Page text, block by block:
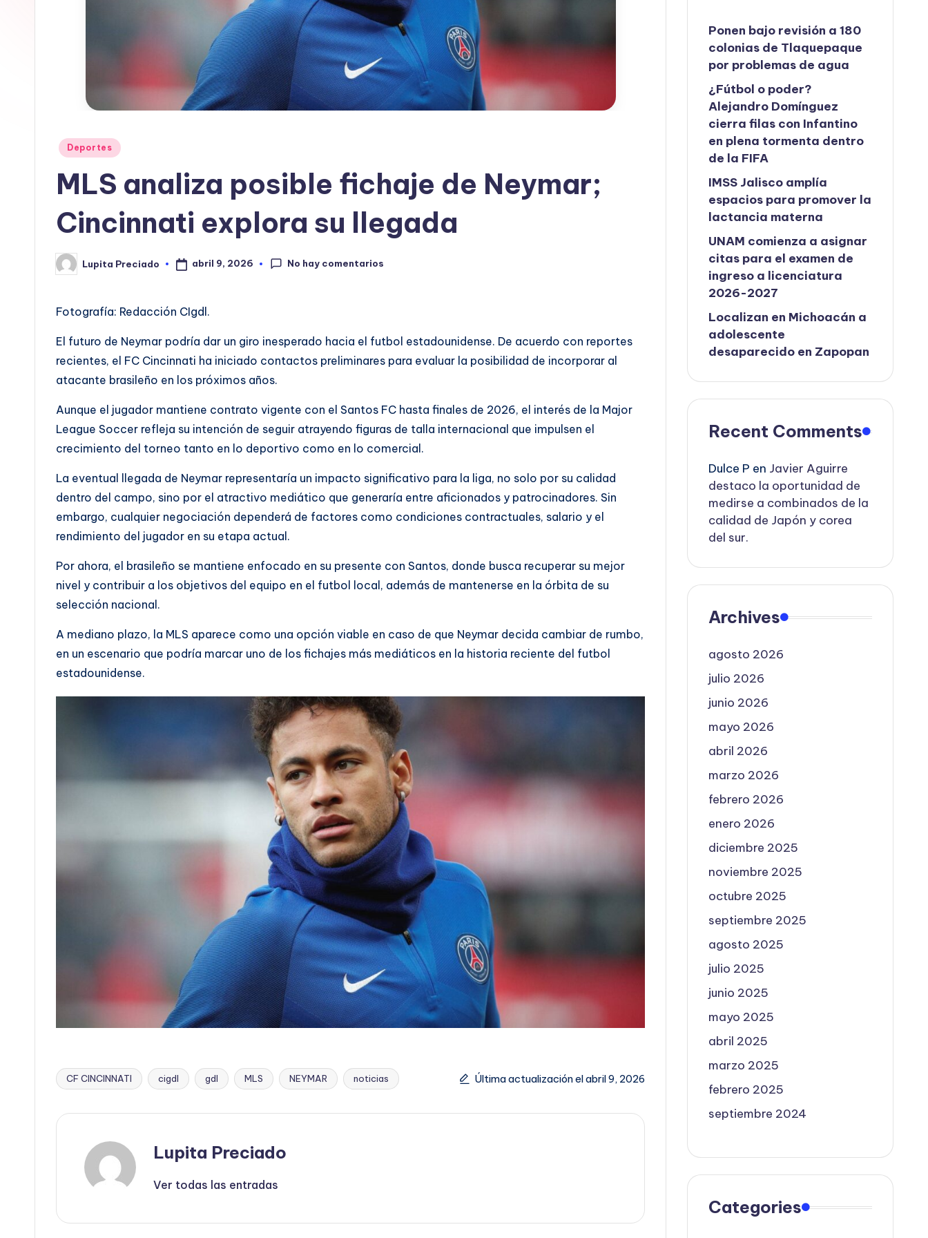
mPublicado
Deportes
MLS analiza posible fichaje de Neymar;
Cincinnati explora su llegada
Publicado
por
Lupita Preciado abril 9, 2026 No hay comentarios
Fotografía: Redacción CIgdl.
El futuro de Neymar podría dar un giro inesperado hacia el futbol estadounidense. De acuerdo con reportes
recientes, el FC Cincinnati ha iniciado contactos preliminares para evaluar la posibilidad de incorporar al
atacante brasileño en los próximos años.
Aunque el jugador mantiene contrato vigente con el Santos FC hasta finales de 2026, el interés de la Major
League Soccer refleja su intención de seguir atrayendo figuras de talla internacional que impulsen el
crecimiento del torneo tanto en lo deportivo como en lo comercial.
La eventual llegada de Neymar representaría un impacto significativo para la liga, no solo por su calidad
dentro del campo, sino por el atractivo mediático que generaría entre aficionados y patrocinadores. Sin
embargo, cualquier negociación dependerá de factores como condiciones contractuales, salario y el
rendimiento del jugador en su etapa actual.
Por ahora, el brasileño se mantiene enfocado en su presente con Santos, donde busca recuperar su mejor
nivel y contribuir a los objetivos del equipo en el futbol local, además de mantenerse en la órbita de su
selección nacional.
A mediano plazo, la MLS aparece como una opción viable en caso de que Neymar decida cambiar de rumbo,
en un escenario que podría marcar uno de los fichajes más mediáticos en la historia reciente del futbol
estadounidense.
Etiquetas:
CF CINCINNATI cigdl gdl MLS NEYMAR noticias Última actualización el abril 9, 2026
Lupita Preciado
Ver todas las entradas
Ponen bajo revisión a 180
colonias de Tlaquepaque
por problemas de agua
¿Fútbol o poder?
Alejandro Domínguez
cierra filas con Infantino
en plena tormenta dentro
de la FIFA
IMSS Jalisco amplía
espacios para promover la
lactancia materna
UNAM comienza a asignar
citas para el examen de
ingreso a licenciatura
2026-2027
Localizan en Michoacán a
adolescente
desaparecido en Zapopan
Recent Comments
Dulce P en Javier Aguirre
destaco la oportunidad de
medirse a combinados de la
calidad de Japón y corea
del sur.
Archives
agosto 2026
julio 2026
junio 2026
mayo 2026
abril 2026
marzo 2026
febrero 2026
enero 2026
diciembre 2025
noviembre 2025
octubre 2025
septiembre 2025
agosto 2025
julio 2025
junio 2025
mayo 2025
abril 2025
marzo 2025
febrero 2025
septiembre 2024
Categories